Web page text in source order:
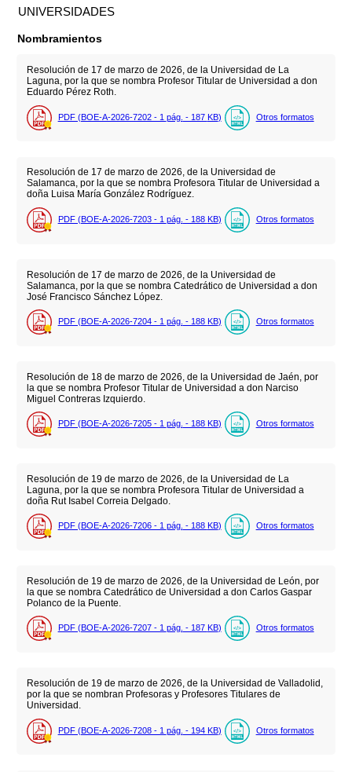
UNIVERSIDADES
Nombramientos
Resolución de 17 de marzo de 2026, de la Universidad de La
Laguna, por la que se nombra Profesor Titular de Universidad a don
Eduardo Pérez Roth.
PDF (BOE-A-2026-7202 - 1 pág. - 187 KB) Otros formatos
Resolución de 17 de marzo de 2026, de la Universidad de
Salamanca, por la que se nombra Profesora Titular de Universidad a
doña Luisa María González Rodríguez.
PDF (BOE-A-2026-7203 - 1 pág. - 188 KB) Otros formatos
Resolución de 17 de marzo de 2026, de la Universidad de
Salamanca, por la que se nombra Catedrático de Universidad a don
José Francisco Sánchez López.
PDF (BOE-A-2026-7204 - 1 pág. - 188 KB) Otros formatos
Resolución de 18 de marzo de 2026, de la Universidad de Jaén, por
la que se nombra Profesor Titular de Universidad a don Narciso
Miguel Contreras Izquierdo.
PDF (BOE-A-2026-7205 - 1 pág. - 188 KB) Otros formatos
Resolución de 19 de marzo de 2026, de la Universidad de La
Laguna, por la que se nombra Profesora Titular de Universidad a
doña Rut Isabel Correia Delgado.
PDF (BOE-A-2026-7206 - 1 pág. - 188 KB) Otros formatos
Resolución de 19 de marzo de 2026, de la Universidad de León, por
la que se nombra Catedrático de Universidad a don Carlos Gaspar
Polanco de la Puente.
PDF (BOE-A-2026-7207 - 1 pág. - 187 KB) Otros formatos
Resolución de 19 de marzo de 2026, de la Universidad de Valladolid,
por la que se nombran Profesoras y Profesores Titulares de
Universidad.
PDF (BOE-A-2026-7208 - 1 pág. - 194 KB) Otros formatos